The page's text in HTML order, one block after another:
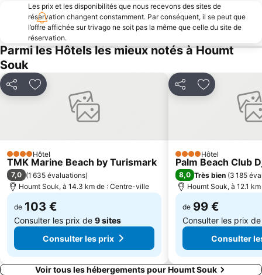
Les prix et les disponibilités que nous recevons des sites de
réservation changent constamment. Par conséquent, il se peut que
l’offre affichée sur trivago ne soit pas la même que celle du site de
réservation.
Parmi les Hôtels les mieux notés à Houmt
Souk
PartagerAjouter à mes favoris
4 ÉtoilesHôtel
TMK Marine Beach by Turismark
7,0 (1 635 évaluations)
Houmt Souk, à 14.3 km de : Centre-ville
de 103 €
Consulter les prix de 9 sites
Consulter les prix
PartagerAjouter à
4 ÉtoilesHôtel
Palm Beach Club
8,0 Très bien (3 185
Houmt Souk, à 12.1
de 99 €
Consulter les prix
Consulter
Voir tous les hébergements pour Houmt Souk